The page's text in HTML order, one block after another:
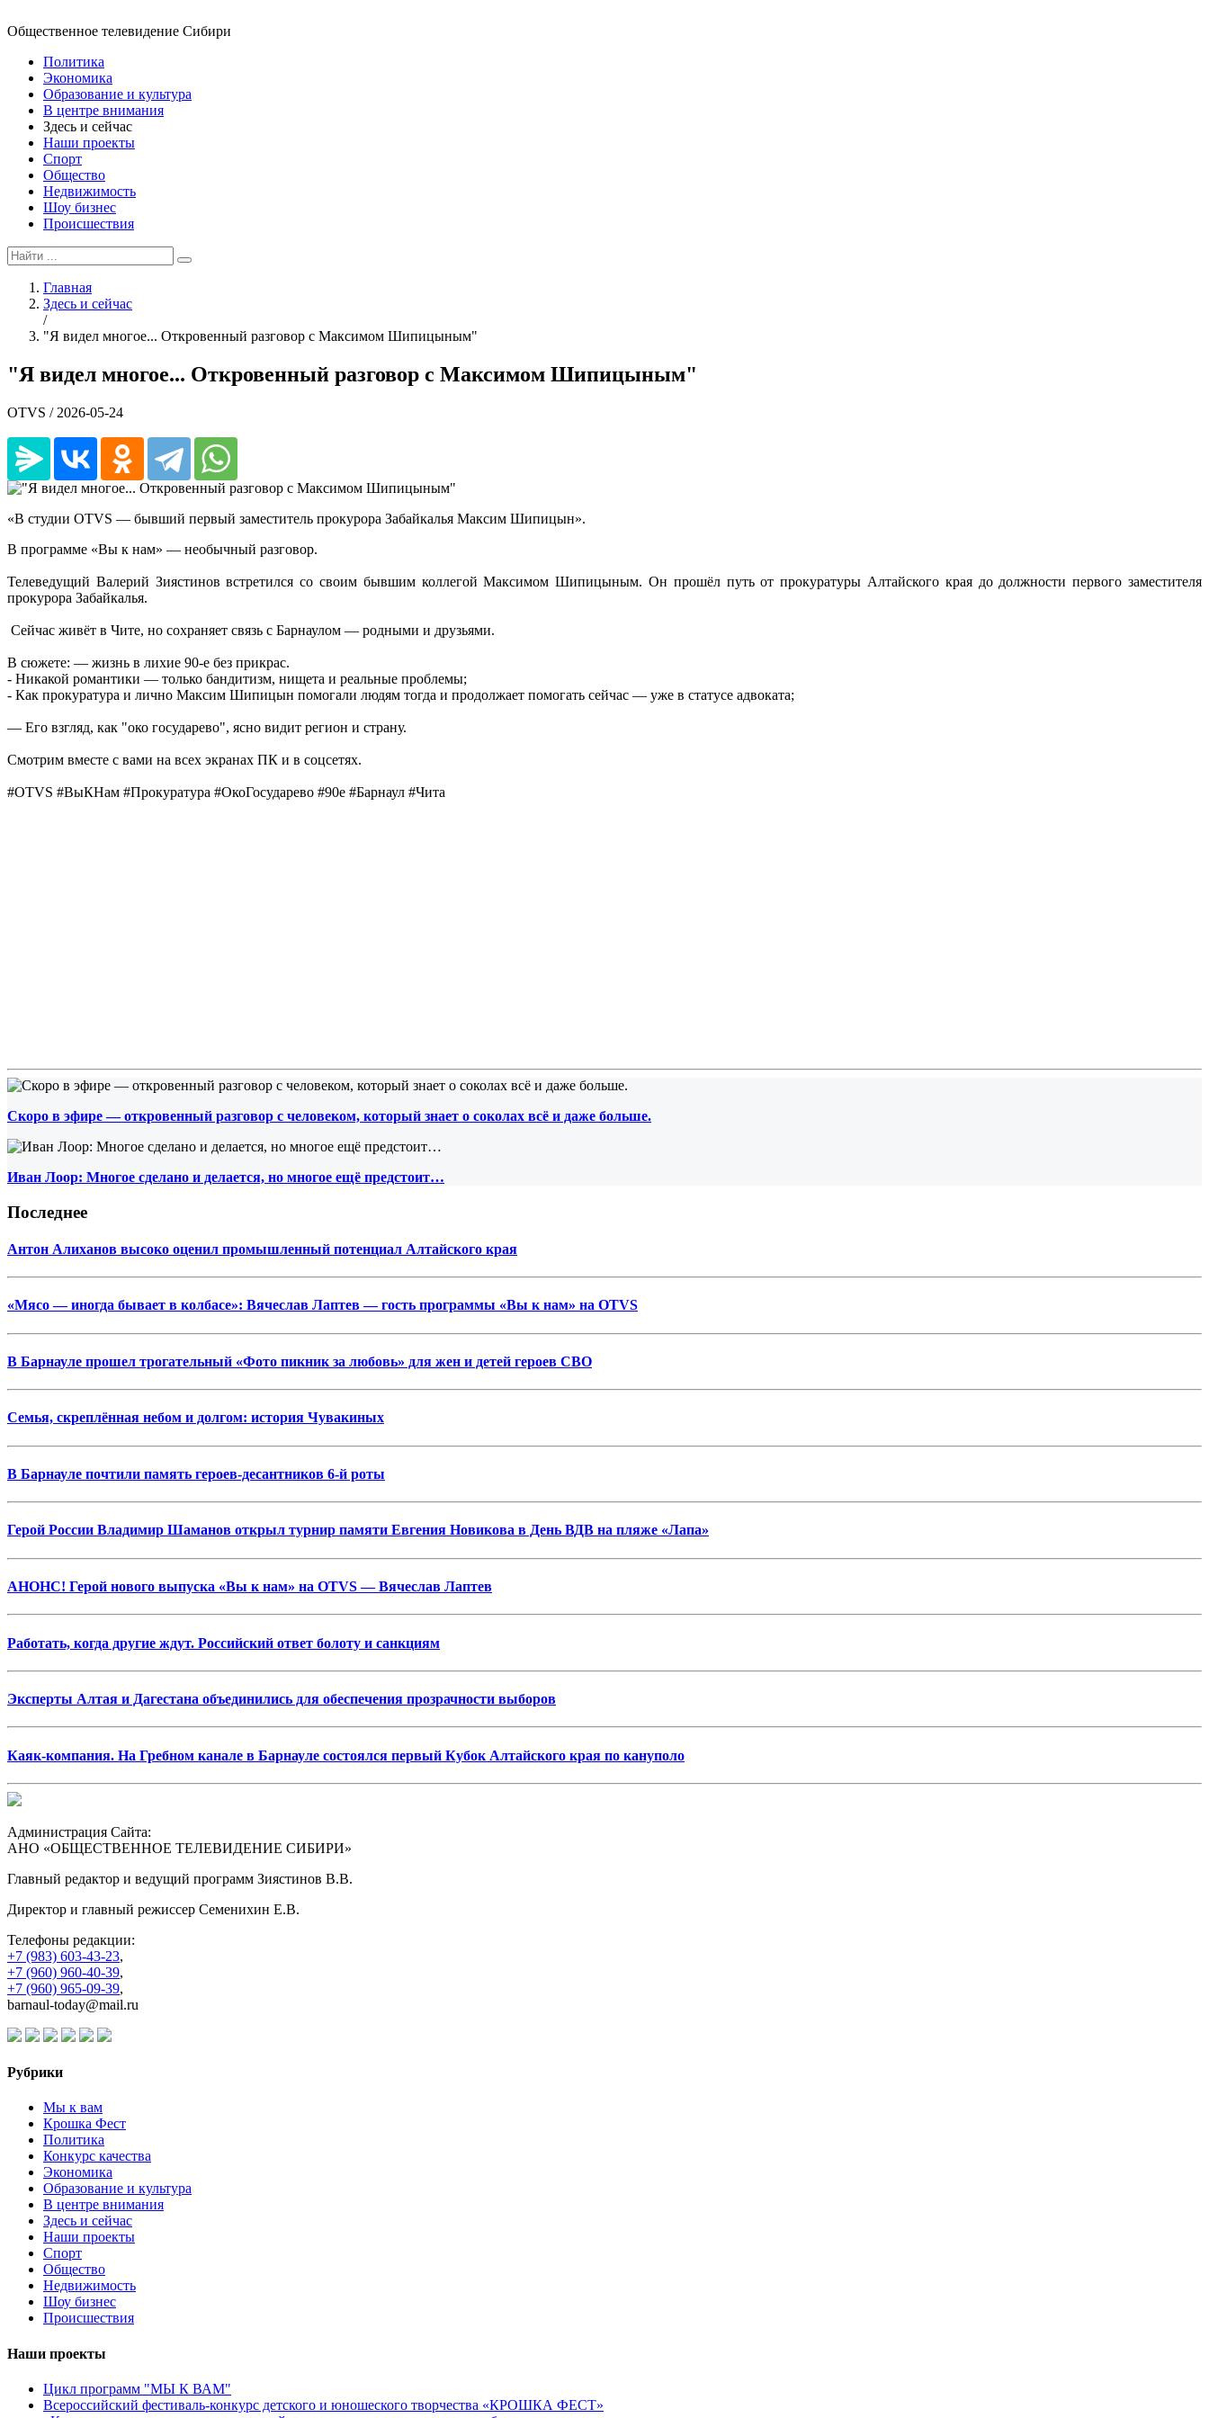
Общественное телевидение Сибири
Политика
Экономика
Образование и культура
В центре внимания
Здесь и сейчас
Наши проекты
Спорт
Общество
Недвижимость
Шоу бизнес
Происшествия
Главная
Здесь и сейчас
/
"Я видел многое... Откровенный разговор с Максимом Шипицыным"
"Я видел многое... Откровенный разговор с Максимом Шипицыным"
OTVS / 2026-05-24
«В студии OTVS — бывший первый заместитель прокурора Забайкалья Максим Шипицын».
В программе «Вы к нам» — необычный разговор.
Телеведущий Валерий Зиястинов встретился со своим бывшим коллегой Максимом Шипицыным. Он прошёл путь от прокуратуры Алтайского края до должности первого заместителя
прокурора Забайкалья.
Сейчас живёт в Чите, но сохраняет связь с Барнаулом — родными и друзьями.
В сюжете: — жизнь в лихие 90-е без прикрас.
- Никакой романтики — только бандитизм, нищета и реальные проблемы;
- Как прокуратура и лично Максим Шипицын помогали людям тогда и продолжает помогать сейчас — уже в статусе адвоката;
— Его взгляд, как "око государево", ясно видит регион и страну.
Смотрим вместе с вами на всех экранах ПК и в соцсетях.
#OTVS #ВыКНам #Прокуратура #ОкоГосударево #90е #Барнаул #Чита
Скоро в эфире — откровенный разговор с человеком, который знает о соколах всё и даже больше.
Иван Лоор: Многое сделано и делается, но многое ещё предстоит…
Последнее
Антон Алиханов высоко оценил промышленный потенциал Алтайского края
«Мясо — иногда бывает в колбасе»: Вячеслав Лаптев — гость программы «Вы к нам» на OTVS
В Барнауле прошел трогательный «Фото пикник за любовь» для жен и детей героев СВО
Семья, скреплённая небом и долгом: история Чувакиных
В Барнауле почтили память героев-десантников 6-й роты
Герой России Владимир Шаманов открыл турнир памяти Евгения Новикова в День ВДВ на пляже «Лапа»
АНОНС! Герой нового выпуска «Вы к нам» на OTVS — Вячеслав Лаптев
Работать, когда другие ждут. Российский ответ болоту и санкциям
Эксперты Алтая и Дагестана объединились для обеспечения прозрачности выборов
Каяк-компания. На Гребном канале в Барнауле состоялся первый Кубок Алтайского края по кануполо
Администрация Сайта:
АНО «ОБЩЕСТВЕННОЕ ТЕЛЕВИДЕНИЕ СИБИРИ»
Главный редактор и ведущий программ Зиястинов В.В.
Директор и главный режиссер Семенихин Е.В.
Телефоны редакции:
+7 (983) 603-43-23,
+7 (960) 960-40-39,
+7 (960) 965-09-39,
barnaul-today@mail.ru
Рубрики
Мы к вам
Крошка Фест
Политика
Конкурс качества
Экономика
Образование и культура
В центре внимания
Здесь и сейчас
Наши проекты
Спорт
Общество
Недвижимость
Шоу бизнес
Происшествия
Наши проекты
Цикл программ "МЫ К ВАМ"
Всероссийский фестиваль-конкурс детского и юношеского творчества «КРОШКА ФЕСТ»